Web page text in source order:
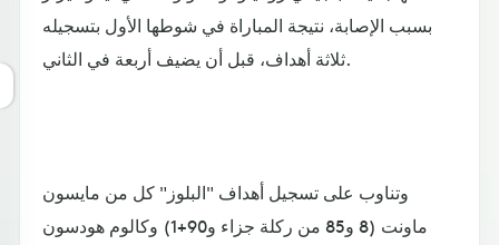
بسبب الإصابة، نتيجة المباراة في شوطها الأول بتسجيله
ثلاثة أهداف، قبل أن يضيف أربعة في الثاني.
وتناوب على تسجيل أهداف "البلوز" كل من مايسون
ماونت (8 و85 من ركلة جزاء و90+1) وكالوم هودسون